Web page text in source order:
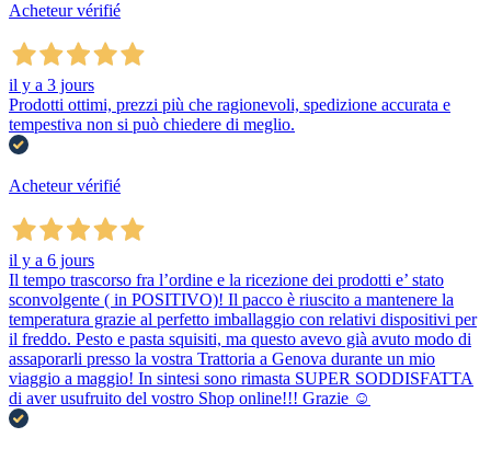
Acheteur vérifié
il y a 3 jours
Prodotti ottimi, prezzi più che ragionevoli, spedizione accurata e
tempestiva non si può chiedere di meglio.
Acheteur vérifié
il y a 6 jours
Il tempo trascorso fra l’ordine e la ricezione dei prodotti e’ stato
sconvolgente ( in POSITIVO)! Il pacco è riuscito a mantenere la
temperatura grazie al perfetto imballaggio con relativi dispositivi per
il freddo. Pesto e pasta squisiti, ma questo avevo già avuto modo di
assaporarli presso la vostra Trattoria a Genova durante un mio
viaggio a maggio! In sintesi sono rimasta SUPER SODDISFATTA
di aver usufruito del vostro Shop online!!! Grazie ☺️